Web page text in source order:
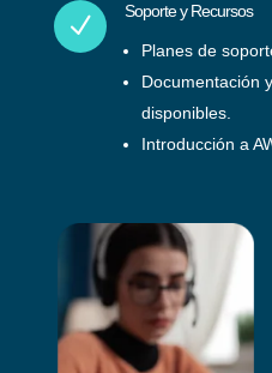
N Soporte y Recursos
Planes de
Documentación
disponibles.
Introducción a